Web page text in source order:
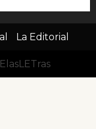
La Editorial